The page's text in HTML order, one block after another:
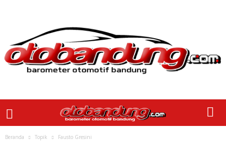
Beranda Topik Fausto Gresini